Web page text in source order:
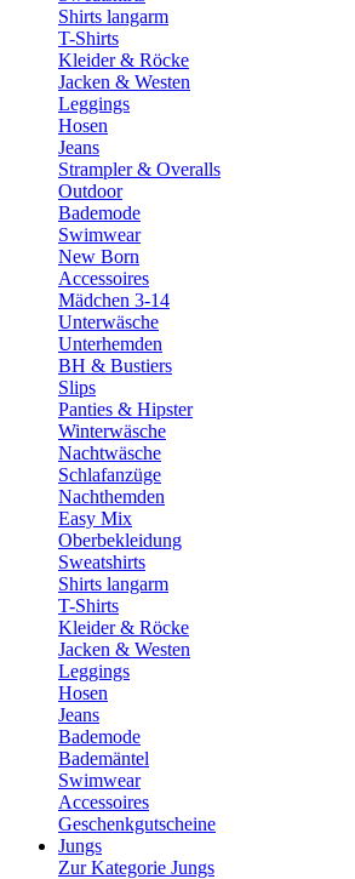
Shirts langarm
T-Shirts
Kleider & Röcke
Jacken & Westen
Leggings
Hosen
Jeans
Strampler & Overalls
Outdoor
Bademode
Swimwear
New Born
Accessoires
Mädchen 3-14
Unterwäsche
Unterhemden
BH & Bustiers
Slips
Panties & Hipster
Winterwäsche
Nachtwäsche
Schlafanzüge
Nachthemden
Easy Mix
Oberbekleidung
Sweatshirts
Shirts langarm
T-Shirts
Kleider & Röcke
Jacken & Westen
Leggings
Hosen
Jeans
Bademode
Bademäntel
Swimwear
Accessoires
Geschenkgutscheine
Jungs
Zur Kategorie Jungs